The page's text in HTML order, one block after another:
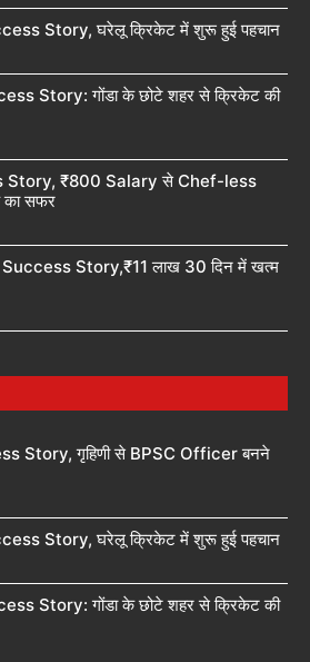
Story, घरेलू क्रिकेट में शुरू हुई पहचान
Story: गोंडा के छोटे शहर से क्रिकेट की
Story, ₹800 Salary से Chef-less
सफर
Story,₹11 लाख 30 दिन में खत्म
Story, गृहिणी से BPSC Officer बनने
Story, घरेलू क्रिकेट में शुरू हुई पहचान
Story: गोंडा के छोटे शहर से क्रिकेट की